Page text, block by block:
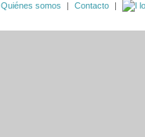
Quiénes somos | Contacto |